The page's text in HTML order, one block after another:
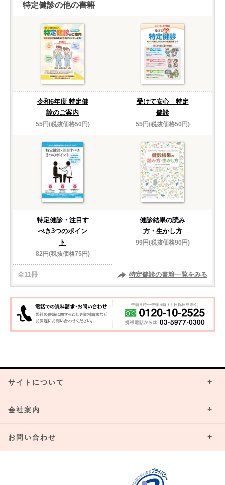
特定健診の他の書籍
令和6年度 特定健
診のご案内
55円(税抜価格50円)
受けて安心 特定
健診
55円(税抜価格50円)
特定健診・注目す
べき3つのポイン
ト
82円(税抜価格75円)
健診結果の読み
方・生かし方
99円(税抜価格90円)
全11冊 特定健診の書籍一覧をみる
サイトについて
会社案内
お問い合わせ